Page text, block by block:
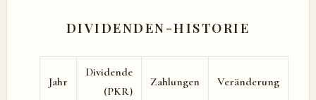
DIVIDENDEN-HISTORIE
Jahr
Dividende
(PKR)
Zahlungen Veränderung